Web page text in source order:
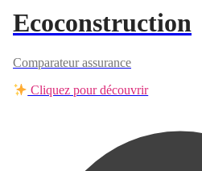
Ecoconstruction
Comparateur assurance
Cliquez pour découvrir